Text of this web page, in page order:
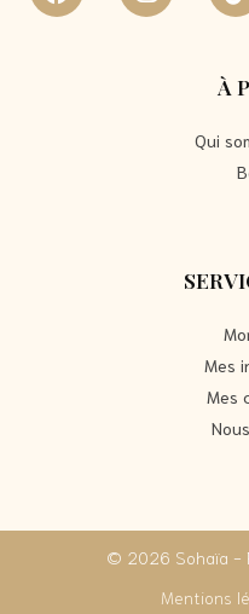
À
Qui
Mes
Mes
© 2026 Sohaïa -
Mentions